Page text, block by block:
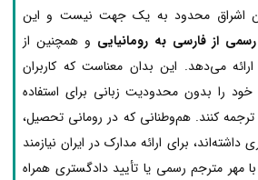
اشراق محدود به یک جهت نیست و این
از فارسی به رومانیایی و همچنین از
ارائه می‌دهد. این بدان معناست که کاربران
خود را بدون محدودیت زبانی برای استفاده
ترجمه کنند. هم‌وطنانی که در رومانی تحصیل،
برای ارائه مدارک در ایران نیازمند
مهر مترجم رسمی یا تأیید دادگستری همراه